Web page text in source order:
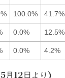
100.0% 41.7%
0.0% 12.5%
0.0% 4.2%
月12日より)